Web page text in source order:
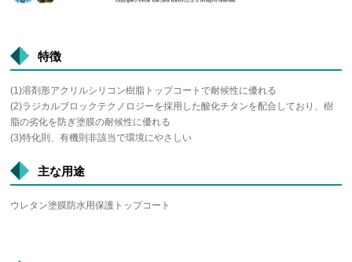
特徴
(1)溶剤形アクリルシリコン樹脂トップコートで耐候性に優れる
(2)ラジカルブロックテクノロジーを採用した酸化チタンを配合しており、樹
脂の劣化を防ぎ塗膜の耐候性に優れる
(3)特化則、有機則非該当で環境にやさしい
主な用途
ウレタン塗膜防水用保護トップコート